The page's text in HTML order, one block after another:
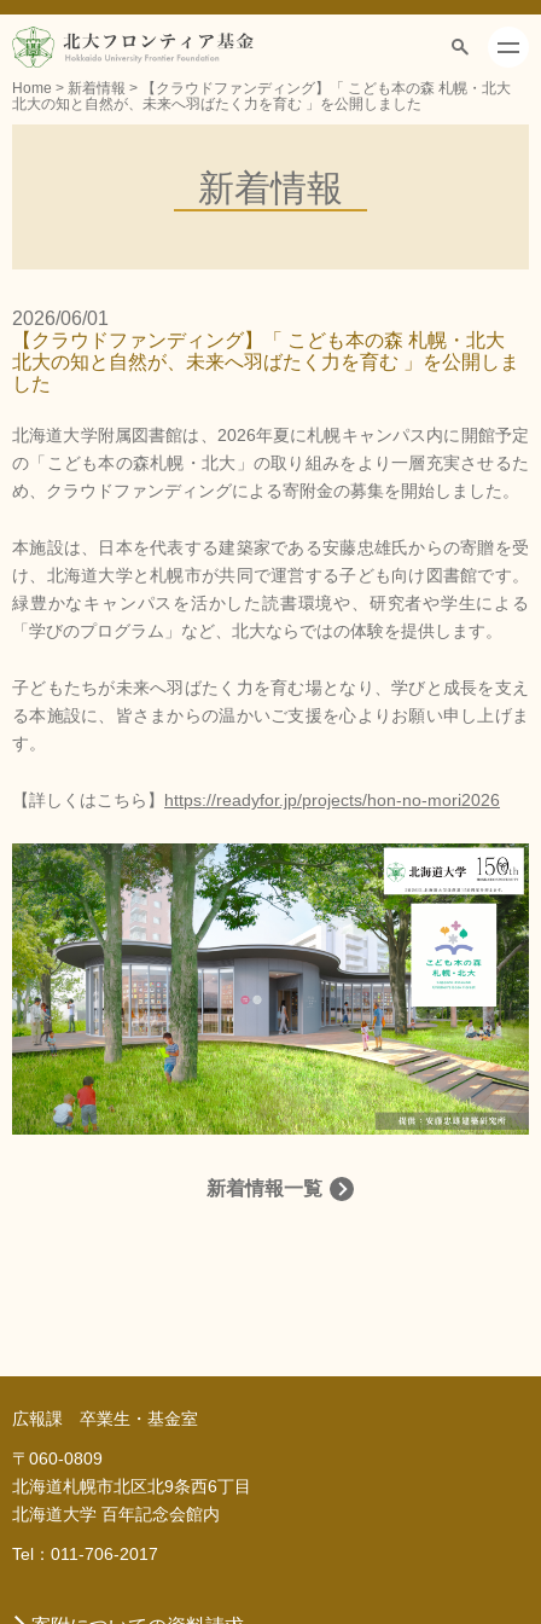
寄附する マイページ
税制上の優遇措置
寄附者の方へ
寄附者からの 応援メッセージ
北海道大学HPへ お問合せ/資料請求
Home > 新着情報 > 【クラウドファンディング】「 こども本の森 札幌・北大
北大の知と自然が、未来へ羽ばたく力を育む 」を公開しました
新着情報
2026/06/01
【クラウドファンディング】「 こども本の森 札幌・北大
北大の知と自然が、未来へ羽ばたく力を育む 」を公開しま
した
北海道⼤学附属図書館は、2026年夏に札幌キャンパス内に開館予定
の「こども本の森札幌・北⼤」の取り組みをより一層充実させるた
め、クラウドファンディングによる寄附⾦の募集を開始しました。
本施設は、日本を代表する建築家である安藤忠雄⽒からの寄贈を受
け、北海道⼤学と札幌市が共同で運営する子ども向け図書館です。
緑豊かなキャンパスを活かした読書環境や、研究者や学⽣による
「学びのプログラム」など、北大ならではの体験を提供します。
子どもたちが未来へ羽ばたく力を育む場となり、学びと成長を⽀え
る本施設に、皆さまからの温かいご支援を心よりお願い申し上げま
す。
【詳しくはこちら】 https://readyfor.jp/projects/hon-no-mori2026
新着情報一覧
広報課 卒業生・基金室
〒060-0809
北海道札幌市北区北9条西6丁目
北海道大学 百年記念会館内
Tel：011-706-2017